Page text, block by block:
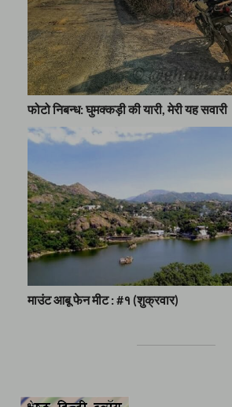
फोटो निबन्ध: घुमक्कड़ी की यारी, मेरी यह सवारी
माउंट आबू फेन मीट : #१ (शुक्रवार)